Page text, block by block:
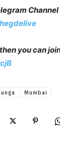
Channel
you can
Mumbai